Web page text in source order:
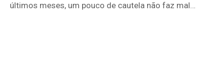
últimos meses, um pouco de cautela não faz mal…